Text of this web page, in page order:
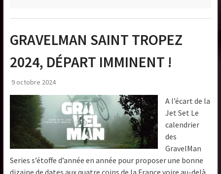
GRAVELMAN SAINT TROPEZ
2024, DÉPART IMMINENT !
9 octobre 2024
A l’écart de la
Jet Set Le
calendrier
des
GravelMan
Series s’étoffe d’année en année pour proposer une bonne
dizaine de dates aux quatre coins de la France voire au-delà